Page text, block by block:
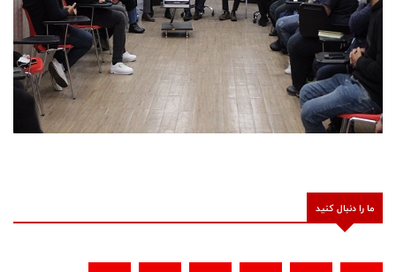
ما را دنبال کنید